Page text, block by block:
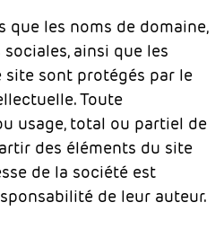
les noms de domaine,
ainsi que les
sont protégés par le
Toute
usage, total ou partiel de
des éléments du site
de la société est
de leur auteur.